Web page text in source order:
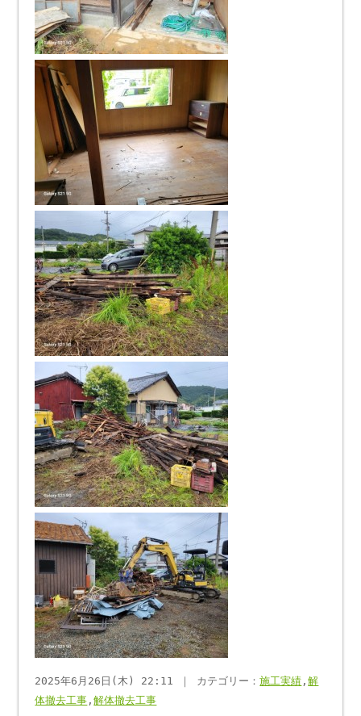
2025年6月26日(木) 22:11 ｜ カテゴリー：施工実績 ,解
体撤去工事 ,解体撤去工事